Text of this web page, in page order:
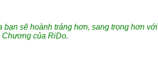
bạn sẽ hoành tráng hơn, sang trọng hơn với
Chương của RiDo.